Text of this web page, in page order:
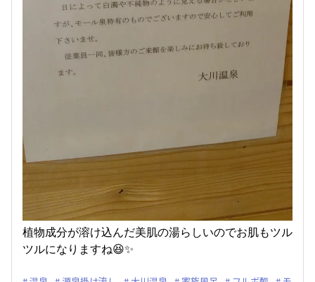
植物成分が溶け込んだ美肌の湯らしいのでお肌もツル
ツルになりますね😆✨